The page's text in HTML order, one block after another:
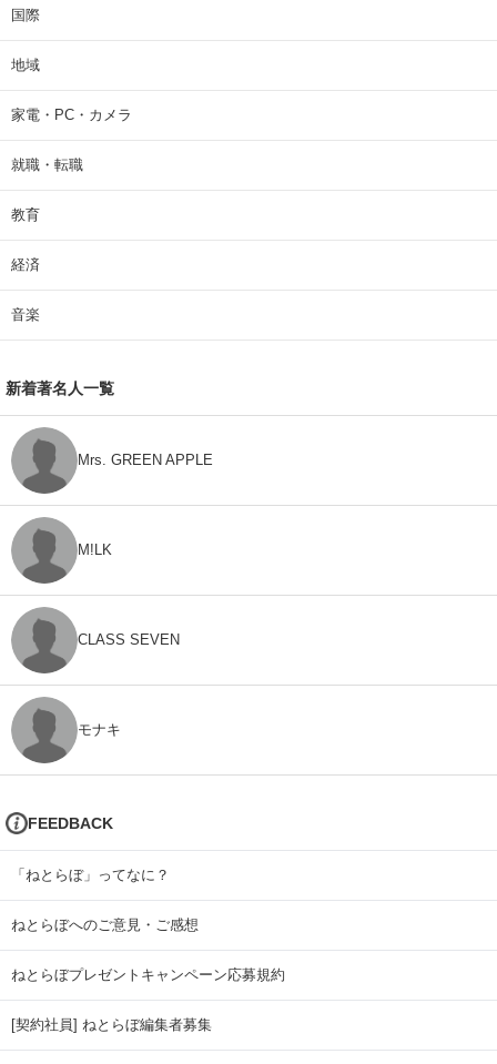
国際
地域
家電・PC・カメラ
就職・転職
教育
経済
音楽
新着著名人一覧
Mrs. GREEN APPLE
M!LK
CLASS SEVEN
モナキ
FEEDBACK
「ねとらぼ」ってなに？
ねとらぼへのご意見・ご感想
ねとらぼプレゼントキャンペーン応募規約
[契約社員] ねとらぼ編集者募集